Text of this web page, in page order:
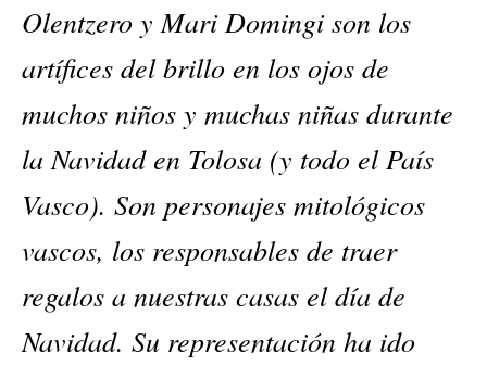
Olentzero y Mari Domingi son los
artífices del brillo en los ojos de
muchos niños y muchas niñas durante
la Navidad en Tolosa (y todo el País
Vasco). Son personajes mitológicos
vascos, los responsables de traer
regalos a nuestras casas el día de
Navidad. Su representación ha ido